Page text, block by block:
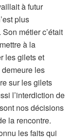
à futur
plus
métier c’était
à la
les gilets et
les
sur les gilets
l’interdiction de
nos décisions
la rencontre.
les faits qui